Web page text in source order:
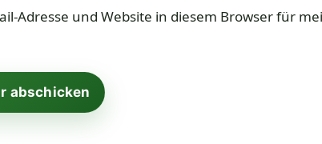
Adresse und Website in diesem Browser für